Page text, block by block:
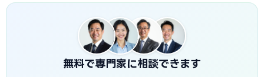
す。当サイトでは安城市に対応した専門家を無料でご紹介して
無料で専門家に相談できます